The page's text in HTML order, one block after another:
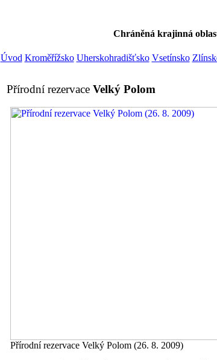
Chráněná krajinná
Úvod Kroměřížsko Uherskohradišťsko Vsetínsko
Přírodní rezervace Velký Polom
Přírodní rezervace Velký Polom (26. 8. 2009)